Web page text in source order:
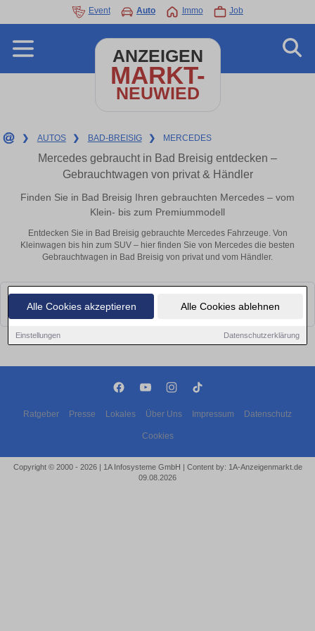
Alle Cookies akzeptieren Alle Cookies ablehnen
Einstellungen Datenschutzerklärung
Event Auto Immo Job
ANZEIGEN
MARKT-
NEUWIED
❯ AUTOS ❯ BAD-BREISIG ❯ MERCEDES
Mercedes gebraucht in Bad Breisig entdecken –
Gebrauchtwagen von privat & Händler
Finden Sie in Bad Breisig Ihren gebrauchten Mercedes – vom
Klein- bis zum Premiummodell
Entdecken Sie in Bad Breisig gebrauchte Mercedes Fahrzeuge. Von
Kleinwagen bis hin zum SUV – hier finden Sie von Mercedes die besten
Gebrauchtwagen in Bad Breisig von privat und vom Händler.
Leider konnten wir derzeit keine passenden Autos finden. Schauen Sie
bald wieder vorbei!
Ratgeber Presse Lokales Über Uns Impressum Datenschutz
Cookies
Copyright © 2000 - 2026 | 1A Infosysteme GmbH | Content by: 1A-Anzeigenmarkt.de
09.08.2026